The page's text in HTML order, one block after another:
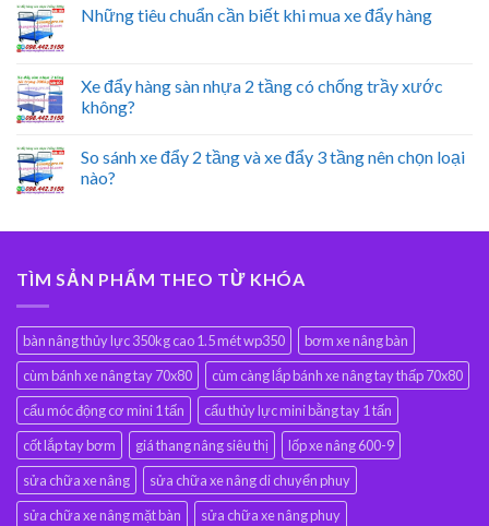
Những tiêu chuẩn cần biết khi mua xe đẩy hàng
Xe đẩy hàng sàn nhựa 2 tầng có chống trầy xước
không?
So sánh xe đẩy 2 tầng và xe đẩy 3 tầng nên chọn loại
nào?
TÌM SẢN PHẨM THEO TỪ KHÓA
bàn nâng thủy lực 350kg cao 1.5 mét wp350
bơm xe nâng bàn
cùm bánh xe nâng tay 70x80
cùm càng lắp bánh xe nâng tay thấp 70x80
cẩu móc động cơ mini 1 tấn
cẩu thủy lực mini bằng tay 1 tấn
cốt lắp tay bơm
giá thang nâng siêu thị
lốp xe nâng 600-9
sửa chữa xe nâng
sửa chữa xe nâng di chuyển phuy
sửa chữa xe nâng mặt bàn
sửa chữa xe nâng phuy